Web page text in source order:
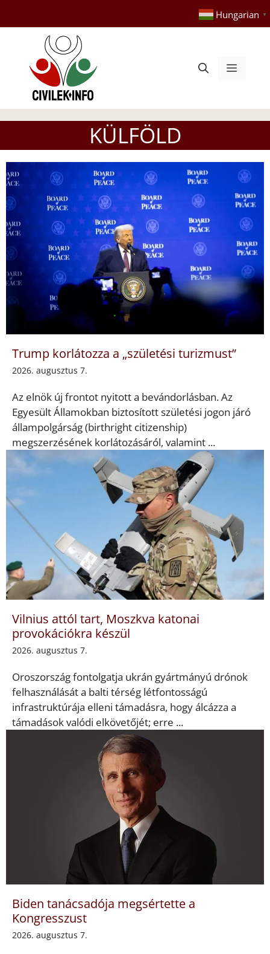
tartalomba
Hungarian ▼
Menü
KÜLFÖLD
Trump korlátozza a „születési turizmust”
2026. augusztus 7.
Az elnök új frontot nyitott a bevándorlásban. Az
Egyesült Államokban biztosított születési jogon járó
állampolgárság (birthright citizenship)
megszerzésének korlátozásáról, valamint ...
Vilnius attól tart, Moszkva katonai
provokációkra készül
2026. augusztus 7.
Oroszország fontolgatja ukrán gyártmányú drónok
felhasználását a balti térség létfontosságú
infrastruktúrája elleni támadásra, hogy álcázza a
támadások valódi elkövetőjét; erre ...
Biden tanácsadója megsértette a
Kongresszust
2026. augusztus 7.